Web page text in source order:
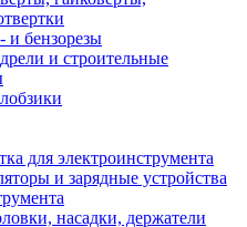
и бензорезы
и строительные
для электроинструмента
и зарядные устройства
насадки, держатели